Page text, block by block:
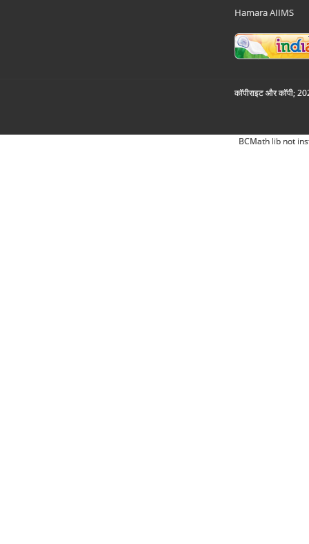
Hamara AIIMS
कॉपीराइट और कॉपी;
BCMath lib not